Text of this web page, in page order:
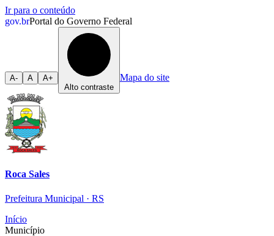
Ir para o conteúdo
gov.brPortal do Governo Federal
A- A
A+
Alto contraste
Mapa do site
Roca Sales
Prefeitura Municipal · RS
Início
Município